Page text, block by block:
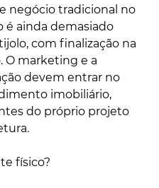
negócio tradicional no
é ainda demasiado
com finalização na
O marketing e a
devem entrar no
imobiliário,
do próprio projeto
físico?